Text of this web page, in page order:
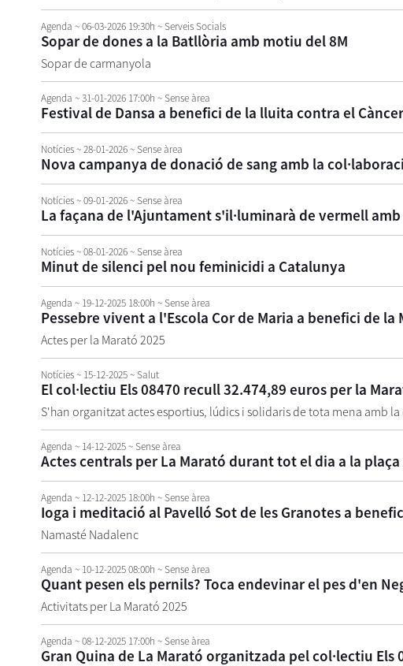
Agenda ~ 06-03-2026 19:30h ~ Serveis Socials
Sopar de dones a la Batllòria amb motiu del 8M
Sopar de carmanyola
Agenda ~ 31-01-2026 17:00h ~ Sense àrea
Festival de Dansa a benefici de la lluita contra el
Notícies~ 28-01-2026~ Sense àrea
Nova campanya de donació de sang amb la
Notícies~ 09-01-2026~ Sense àrea
La façana de l'Ajuntament s'il·luminarà de vermell
Notícies~ 08-01-2026~ Sense àrea
Minut de silenci pel nou feminicidi a Catalunya
Agenda ~ 19-12-2025 18:00h ~ Sense àrea
Pessebre vivent a l'Escola Cor de Maria a benefici de la
Actes per la Marató 2025
Notícies~ 15-12-2025~ Salut
El col·lectiu Els 08470 recull 32.474,89 euros per la
S'han organitzat actes esportius, lúdics i solidaris de tota mena amb
Agenda ~ 14-12-2025~ Sense àrea
Actes centrals per La Marató durant tot el dia a la plaça
Agenda ~ 12-12-2025 18:00h ~ Sense àrea
Ioga i meditació al Pavelló Sot de les Granotes a
Namasté Nadalenc
Agenda ~ 10-12-2025 08:00h ~ Sense àrea
Quant pesen els pernils? Toca endevinar el pes d'en
Activitats per La Marató 2025
Agenda ~ 08-12-2025 17:00h ~ Sense àrea
Gran Quina de La Marató organitzada pel col·lectiu Els